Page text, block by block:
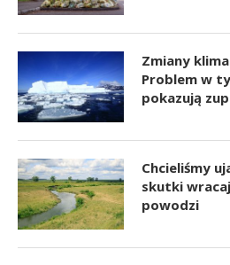
Zmiany
Problem w
pokazują
Chcieliśmy
skutki
powodzi